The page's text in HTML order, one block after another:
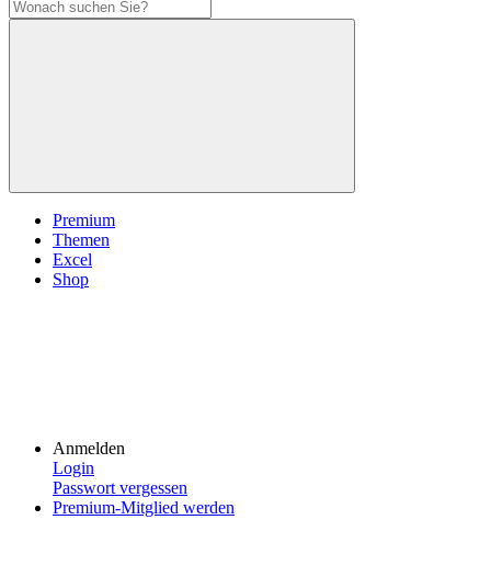
Premium
Themen
Excel
Shop
Anmelden
Login
Passwort vergessen
Premium-Mitglied werden